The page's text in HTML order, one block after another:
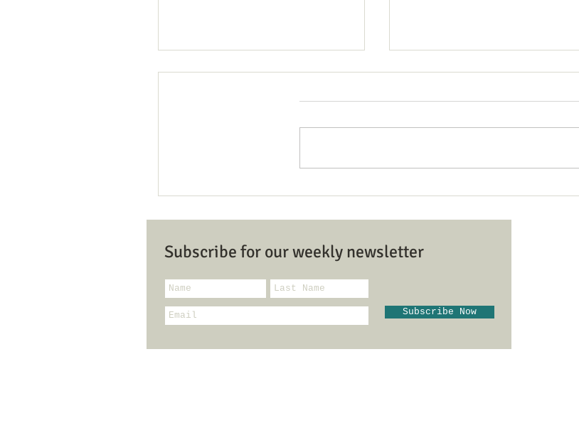
לוח זמנים ותוכנית ט׳ באב
Member/Donor Registration and
Subscribe for our weekly newsletter
Subscribe Now